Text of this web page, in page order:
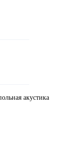
акустика